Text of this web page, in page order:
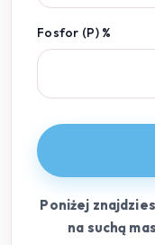
Fosfor (P) %
Poniżej
na suchą